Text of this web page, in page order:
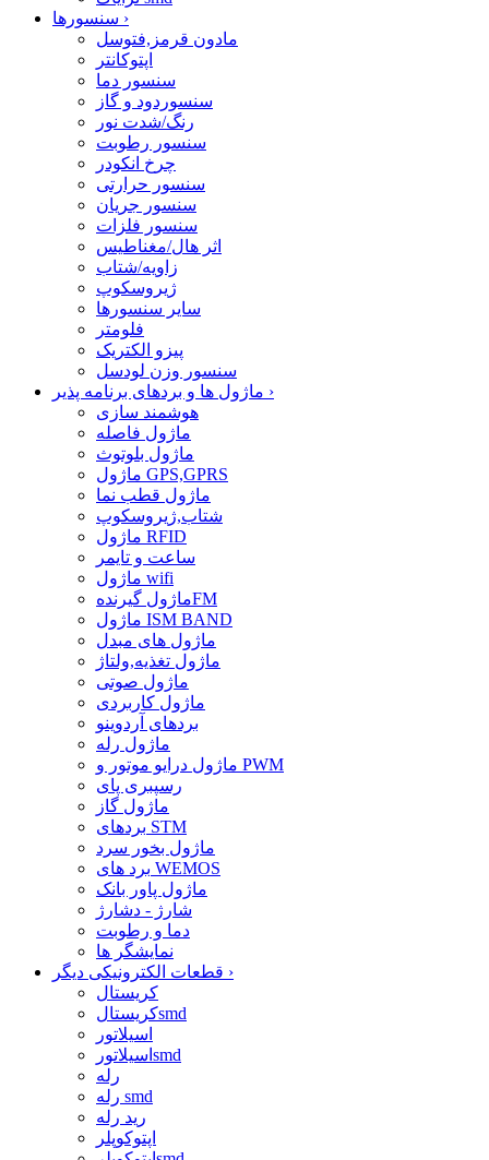
›
مادون قرمز,فتوسل
اپتوکانتر
سنسور دما
سنسوردود و گاز
رنگ/شدت نور
سنسور رطوبت
چرخ انکودر
سنسور حرارتی
سنسور جریان
سنسور فلزات
اثر هال/مغناطیس
زاویه/شتاب
ژیروسکوپ
سایر سنسورها
فلومتر
پیزو الکتریک
سنسور وزن لودسل
›
هوشمند سازی
ماژول فاصله
ماژول بلوتوث
ماژول GPS,GPRS
ماژول قطب نما
شتاب,ژیروسکوپ
ماژول RFID
ساعت و تایمر
ماژول wifi
ماژول گیرندهFM
ماژول ISM BAND
ماژول های مبدل
ماژول تغذیه,ولتاژ
ماژول صوتی
ماژول کاربردی
بردهای آردوینو
ماژول رله
ماژول درایو موتور و PWM
رسپبری پای
ماژول گاز
بردهای STM
ماژول بخور سرد
برد های WEMOS
ماژول پاور بانک
شارژ - دشارژ
دما و رطوبت
نمایشگر ها
›
کریستال
کریستالsmd
اسیلاتور
اسیلاتورsmd
رله
رله smd
رید رله
اپتوکوپلر